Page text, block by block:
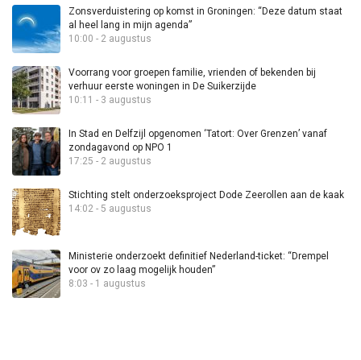
Zonsverduistering op komst in Groningen: “Deze datum staat
al heel lang in mijn agenda”
10:00 - 2 augustus
Voorrang voor groepen familie, vrienden of bekenden bij
verhuur eerste woningen in De Suikerzijde
10:11 - 3 augustus
In Stad en Delfzijl opgenomen ‘Tatort: Over Grenzen’ vanaf
zondagavond op NPO 1
17:25 - 2 augustus
Stichting stelt onderzoeksproject Dode Zeerollen aan de kaak
14:02 - 5 augustus
Ministerie onderzoekt definitief Nederland-ticket: “Drempel
voor ov zo laag mogelijk houden”
8:03 - 1 augustus